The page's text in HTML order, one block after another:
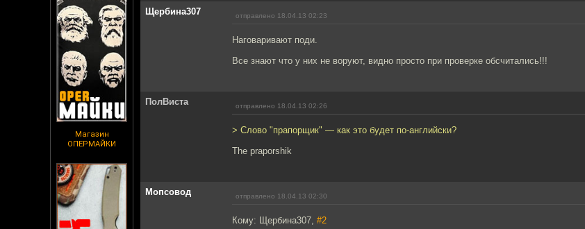
Магазин
ОПЕРМАЙКИ
Щербина307 отправлено 18.04.13 02:23
Наговаривают поди.
Все знают что у них не воруют, видно просто при проверке обсчитались!!!
ПолВиста отправлено 18.04.13 02:26
> Слово "прапорщик" — как это будет по-английски?
The praporshik
Мопсовод отправлено 18.04.13 02:30
Кому: Щербина307, #2